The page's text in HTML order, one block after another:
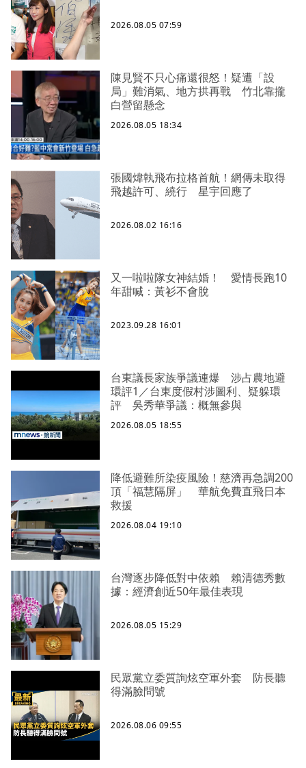
2026.08.05 07:59
陳見賢不只心痛還很怒！疑遭「設
局」難消氣、地方拱再戰 竹北靠攏
白營留懸念
2026.08.05 18:34
張國煒執飛布拉格首航！網傳未取得
飛越許可、繞行 星宇回應了
2026.08.02 16:16
又一啦啦隊女神結婚！ 愛情長跑10
年甜喊：黃衫不會脫
2023.09.28 16:01
台東議長家族爭議連爆 涉占農地避
環評1／台東度假村涉圖利、疑躲環
評 吳秀華爭議：概無參與
2026.08.05 18:55
降低避難所染疫風險！慈濟再急調200
頂「福慧隔屏」 華航免費直飛日本
救援
2026.08.04 19:10
台灣逐步降低對中依賴 賴清德秀數
據：經濟創近50年最佳表現
2026.08.05 15:29
民眾黨立委質詢炫空軍外套 防長聽
得滿臉問號
2026.08.06 09:55